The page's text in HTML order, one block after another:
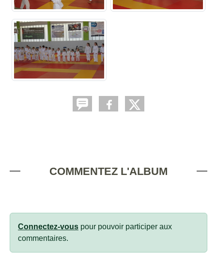
COMMENTEZ L'ALBUM
Connectez-vous pour pouvoir participer aux
commentaires.